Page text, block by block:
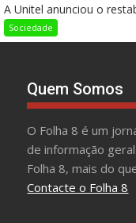
A Unitel anunciou o
Sociedade
Quem Somos
O Folha 8 é um
de informação
Folha 8, mais do
Contacte o Folha 8